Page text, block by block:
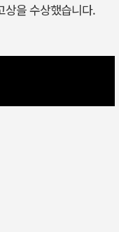
상을 수상했습니다.